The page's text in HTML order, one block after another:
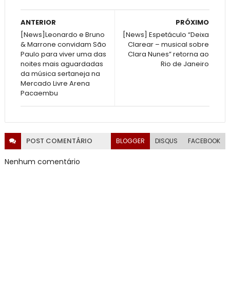
PRÓXIMO
[News] Espetáculo “Deixa
Clarear – musical sobre
Clara Nunes” retorna ao
Rio de Janeiro
ANTERIOR
[News]Leonardo e Bruno
& Marrone convidam São
Paulo para viver uma das
noites mais aguardadas
da música sertaneja na
Mercado Livre Arena
Pacaembu
POST COMENTÁRIO BLOGGER DISQUS FACEBOOK
Nenhum comentário